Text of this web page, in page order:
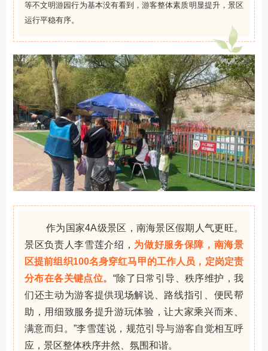
等不文明游园行为基本没有看到，游客整体素质明显提升，景区
运行平稳有序。
作为国家4A级景区，南海景区假期人气更旺。
景区负责人李雪莲介绍， 为做好服务保障，南海景
区提前组织100名身穿红马甲的工作人员，定岗定责
分布在各关键点位。 “除了日常引导、秩序维护，我
们还主动为游客提供现场解说、路线指引、便民帮
助，用细致服务提升游玩体验，让大家乘兴而来、
满意而归。”李雪莲说 ，规范引导与游客自觉相互呼
应，景区整体秩序井然、氛围和谐。